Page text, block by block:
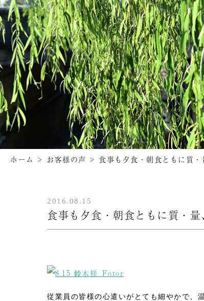
ホーム > お客様の声 > 食事も夕食・朝食ともに質・
2016.08.15
食事も夕食・朝食ともに質・量
従業員の皆様の心遣いがとても細やかで、